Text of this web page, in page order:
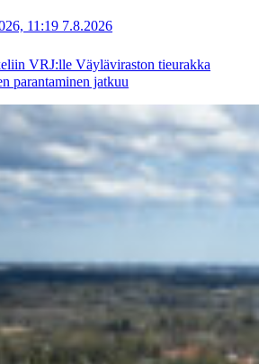
11:19 7.8.2026
VRJ:lle Väyläviraston tieurakka
parantaminen jatkuu